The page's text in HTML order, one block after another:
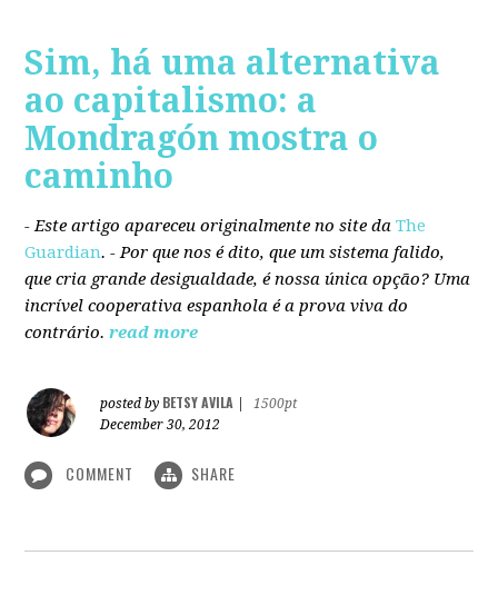
Sim, há uma alternativa
ao capitalismo: a
Mondragón mostra o
caminho
- Este artigo apareceu originalmente no site daThe
Guardian. - Por que nos é dito, que um sistema falido,
que cria grande desigualdade, é nossa única opção? Uma
incrível cooperativa espanhola é a prova viva do
contrário. read more
posted by BETSY AVILA
1500pt
December 30, 2012
COMMENT SHARE